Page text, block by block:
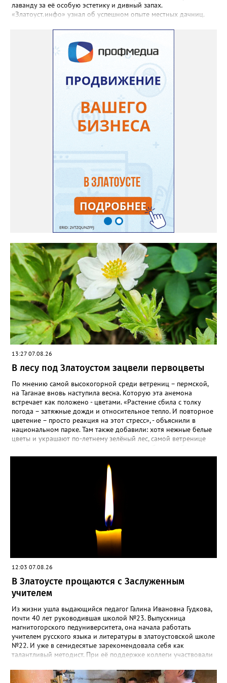
лаванду за её особую эстетику и дивный запах.
«Златоуст.инфо» узнал об успешном опыте местных дачниц.
семян (на фото), - отметила «Златоуст.инфо» хозяйка частного
дома Екатерина Бойко. – Посадила вдоль забора, потому что
низины этот цветок не любит. Вот уже второй год растет и
радует меня. Соседи просят саженцы: аромат и до них
доносится. В конце лета собираю лаванду в пучки, сушу –
получаются букеты и саше одновременно. Лаванда широко
используется и в кулинарии». Семена, отметила собеседница
нашего портала, у неё были сорта «Вознесенская узколистная».
Только она хорошо зимует без укрытия. Всхожесть оказалась
на удивление хорошей: из пяти семян из каждой пачки четыре
взошли даже без стратификации. После покупки (по весне)
садовод советует сразу убрать семена в холодильник на два
месяца, а место посадки - мульчировать мелкой корой. Семена
самосевом в ней отлично прорастают. Если иногда срезать
сухие цветы и стряхивать семена вокруг куртины, лаванда
весной прорастет сама. Ещё один секрет – этот символ
Прованса не любит «вкусную» почву. Добавляйте в посадочную
яму гравий и песок – требуется хороший дренаж. В первый год
Екатерина рекомендует цветы убирать, чтобы силы куста
пошли на наращивание корневой системы. А со второго года
пусть лаванда цветёт во всю силу! Фото: Екатерина Бойко,
специально для «Златоуст.инфо». Обсуждение новости здесь
ВКОНТАКТЕ https://vk.com/newszlatoust74
13:27 07.08.26
В лесу под Златоустом зацвели первоцветы
По мнению самой высокогорной среди ветрениц – пермской,
на Таганае вновь наступила весна. Которую эта анемона
встречает как положено - цветами. «Растение сбила с толку
погода – затяжные дожди и относительное тепло. И повторное
цветение – просто реакция на этот стресс», - объяснили в
национальном парке. Там также добавили: хотя нежные белые
цветы и украшают по-летнему зелёный лес, самой ветренице
силы перед долгой зимовкой.
12:03 07.08.26
В Златоусте прощаются с Заслуженным
учителем
Из жизни ушла выдающийся педагог Галина Ивановна Гудкова,
почти 40 лет руководившая школой №23. Выпускница
магнитогорского педуниверситета, она начала работать
учителем русского языка и литературы в златоустовской школе
№22. И уже в семидесятые зарекомендовала себя как
талантливый методист. При её поддержке коллеги участвовали
«Благодаря её мудрому руководству в школе сформировался